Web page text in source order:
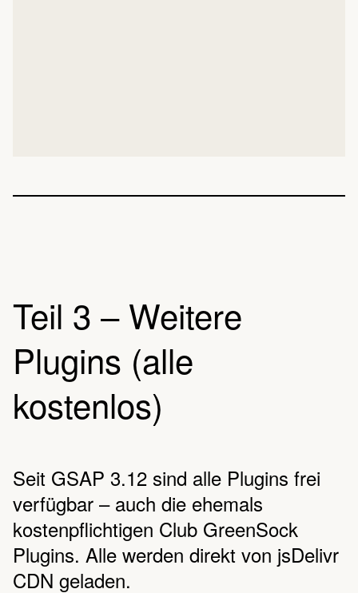
Teil 3 – Weitere
Plugins (alle
kostenlos)
Seit GSAP 3.12 sind alle Plugins frei
verfügbar – auch die ehemals
kostenpflichtigen Club GreenSock
Plugins. Alle werden direkt von jsDelivr
CDN geladen.